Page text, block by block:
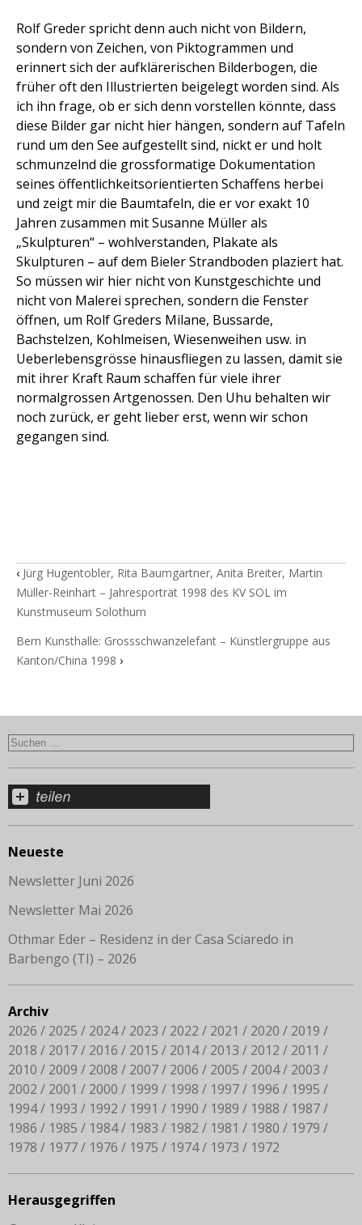
Rolf Greder spricht denn auch nicht von Bildern,
sondern von Zeichen, von Piktogrammen und
erinnert sich der aufklärerischen Bilderbogen, die
früher oft den Illustrierten beigelegt worden sind. Als
ich ihn frage, ob er sich denn vorstellen könnte, dass
diese Bilder gar nicht hier hängen, sondern auf Tafeln
rund um den See aufgestellt sind, nickt er und holt
schmunzelnd die grossformatige Dokumentation
seines öffentlichkeitsorientierten Schaffens herbei
und zeigt mir die Baumtafeln, die er vor exakt 10
Jahren zusammen mit Susanne Müller als
„Skulpturen“ – wohlverstanden, Plakate als
Skulpturen – auf dem Bieler Strandboden plaziert hat.
So müssen wir hier nicht von Kunstgeschichte und
nicht von Malerei sprechen, sondern die Fenster
öffnen, um Rolf Greders Milane, Bussarde,
Bachstelzen, Kohlmeisen, Wiesenweihen usw. in
Ueberlebensgrösse hinausfliegen zu lassen, damit sie
mit ihrer Kraft Raum schaffen für viele ihrer
normalgrossen Artgenossen. Den Uhu behalten wir
noch zurück, er geht lieber erst, wenn wir schon
gegangen sind.
‹ Jürg Hugentobler, Rita Baumgartner, Anita Breiter, Martin
Müller-Reinhart – Jahresporträt 1998 des KV SOL im
Kunstmuseum Solothurn
Bern Kunsthalle: Grossschwanzelefant – Künstlergruppe aus
Kanton/China 1998 ›
Neueste
Newsletter Juni 2026
Newsletter Mai 2026
Othmar Eder – Residenz in der Casa Sciaredo in
Barbengo (TI) – 2026
Archiv
2026
2025 2024 2023 2022 2021 2020
2019
2018
2017 2016 2015 2014 2013 2012
2011
2010
2009 2008 2007 2006 2005 2004
2003
2002
2001 2000 1999 1998 1997 1996
1995
1994
1993 1992 1991 1990 1989 1988
1987
1986
1985 1984 1983 1982 1981 1980
1979
1978
1977 1976 1975 1974 1973 1972
Herausgegriffen